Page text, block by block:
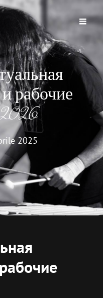
рабочие
2025